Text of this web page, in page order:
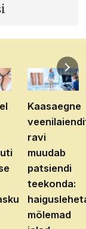
Kaasaegne
ravi
muudab
patsiendi
teekonda:
mõlemad